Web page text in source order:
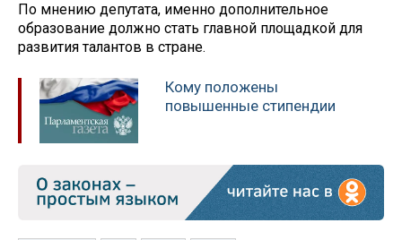
По мнению депутата, именно дополнительное
образование должно стать главной площадкой для
развития талантов в стране.
Кому положены
повышенные стипендии